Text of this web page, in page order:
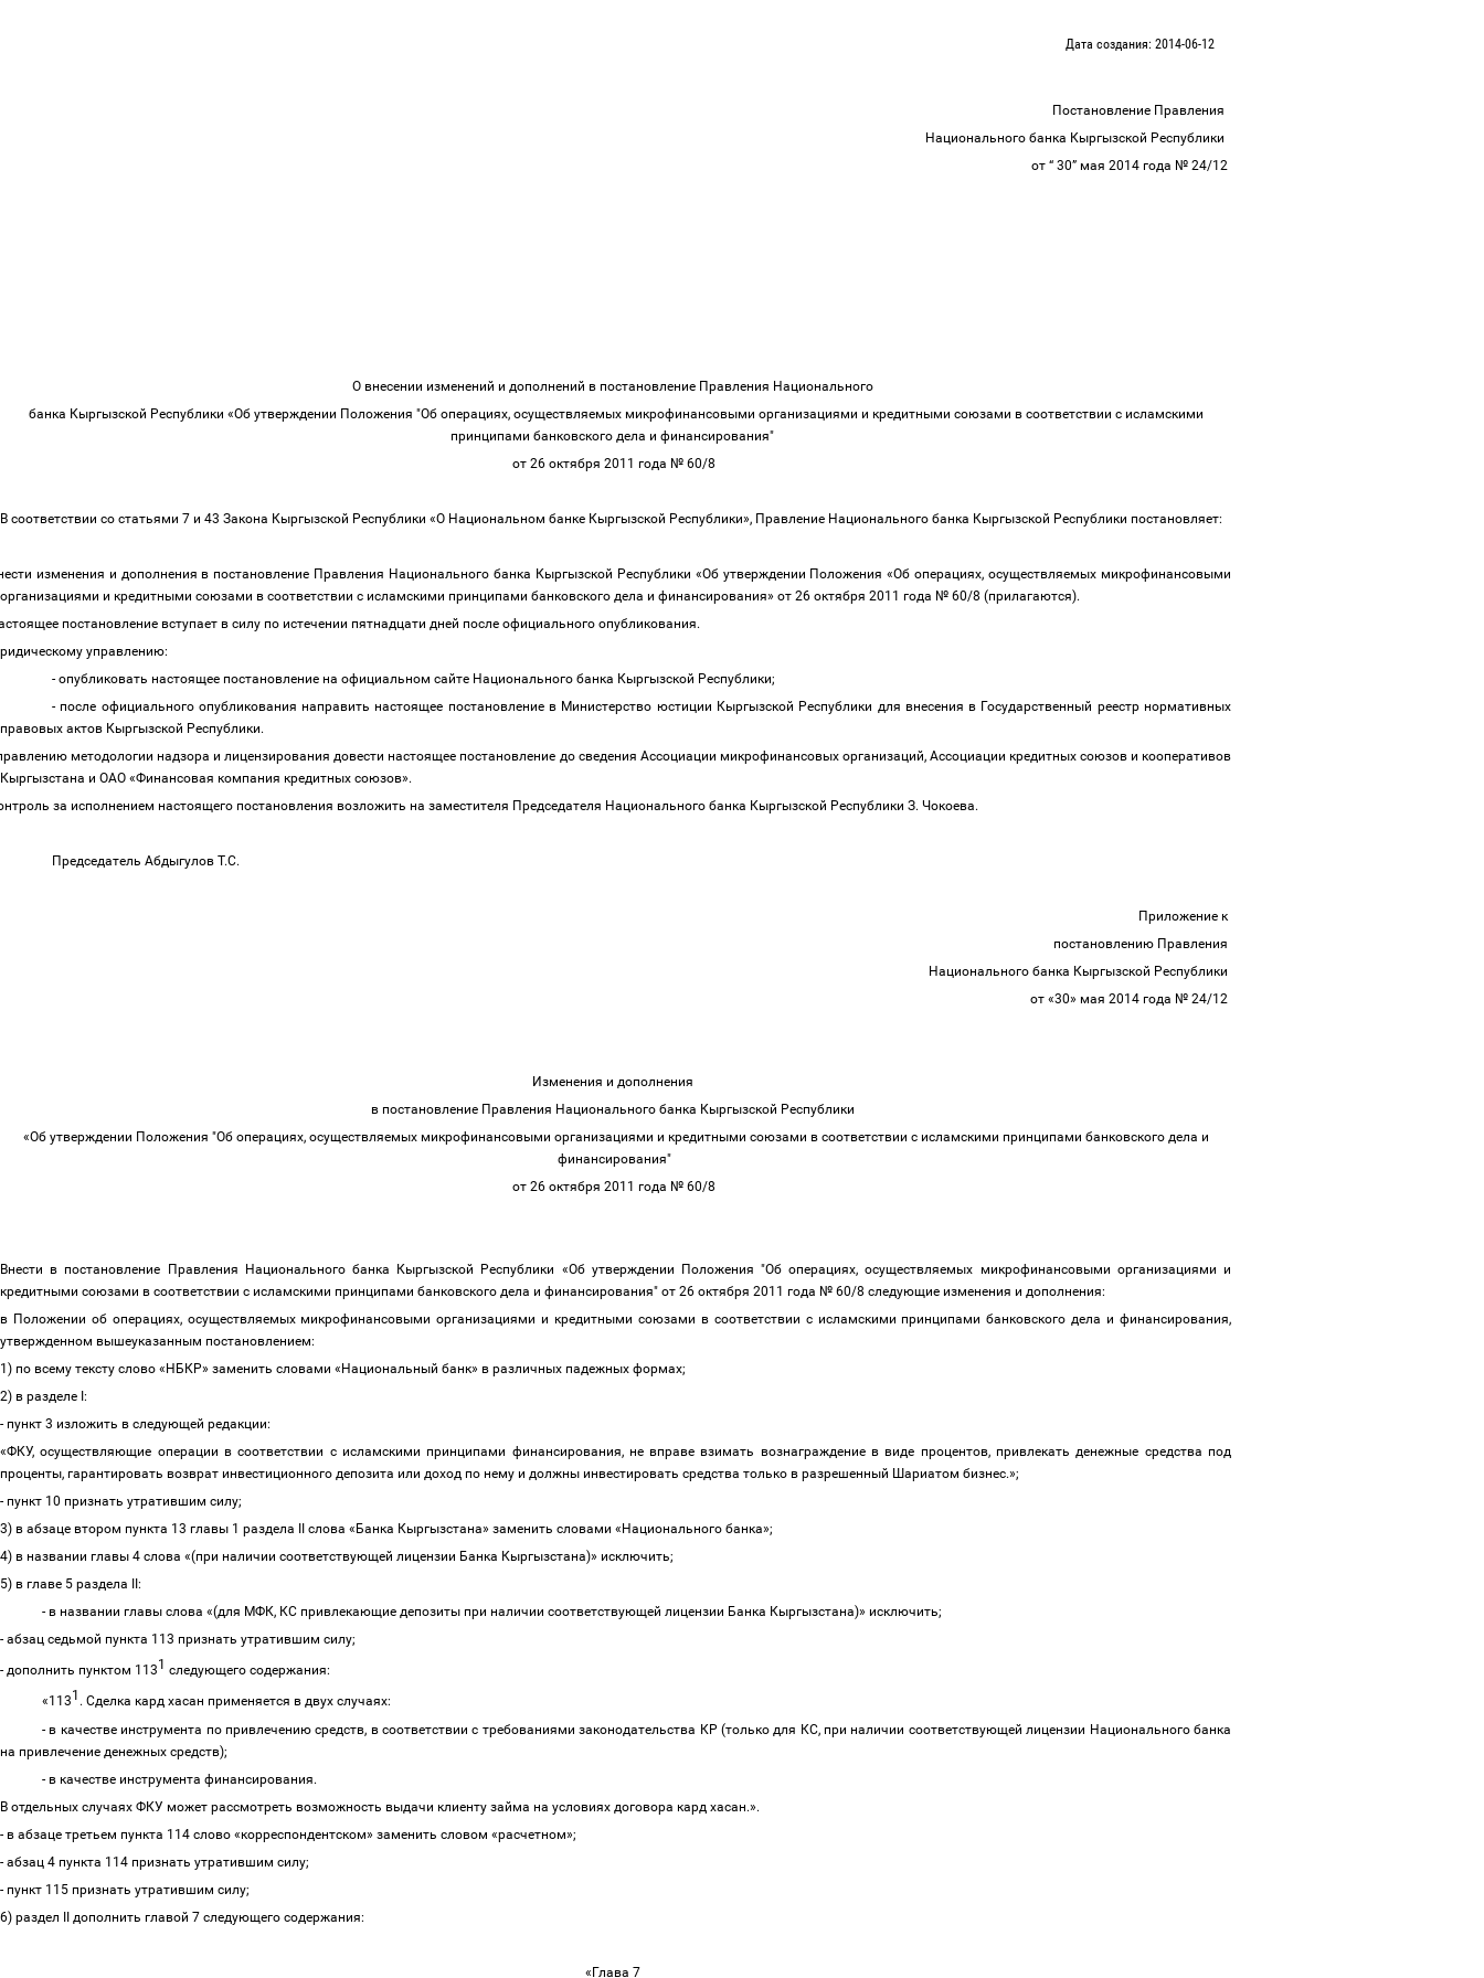
Дата создания: 2014-06-12
Постановление Правления
Национального банка Кыргызской Республики
от “ 30” мая 2014 года № 24/12
О внесении изменений и дополнений в постановление Правления Национального
банка Кыргызской Республики «Об утверждении Положения "Об операциях, осуществляемых микрофинансовыми организациями и кредитными союзами в соответствии с исламскими
принципами банковского дела и финансирования"
от 26 октября 2011 года № 60/8
В соответствии со статьями 7 и 43 Закона Кыргызской Республики «О Национальном банке Кыргызской Республики», Правление Национального банка Кыргызской Республики постановляет:
изменения и дополнения в постановление Правления Национального банка Кыргызской Республики «Об утверждении Положения «Об операциях, осуществляемых микрофинансовыми
организациями и кредитными союзами в соответствии с исламскими принципами банковского дела и финансирования» от 26 октября 2011 года № 60/8 (прилагаются).
постановление вступает в силу по истечении пятнадцати дней после официального опубликования.
управлению:
- опубликовать настоящее постановление на официальном сайте Национального банка Кыргызской Республики;
- после официального опубликования направить настоящее постановление в Министерство юстиции Кыргызской Республики для внесения в Государственный реестр нормативных
правовых актов Кыргызской Республики.
методологии надзора и лицензирования довести настоящее постановление до сведения Ассоциации микрофинансовых организаций, Ассоциации кредитных союзов и кооперативов
Кыргызстана и ОАО «Финансовая компания кредитных союзов».
за исполнением настоящего постановления возложить на заместителя Председателя Национального банка Кыргызской Республики З. Чокоева.
Председатель Абдыгулов Т.С.
Приложение к
постановлению Правления
Национального банка Кыргызской Республики
от «30» мая 2014 года № 24/12
Изменения и дополнения
в постановление Правления Национального банка Кыргызской Республики
«Об утверждении Положения "Об операциях, осуществляемых микрофинансовыми организациями и кредитными союзами в соответствии с исламскими принципами банковского дела и
финансирования"
от 26 октября 2011 года № 60/8
Внести в постановление Правления Национального банка Кыргызской Республики «Об утверждении Положения "Об операциях, осуществляемых микрофинансовыми организациями и
кредитными союзами в соответствии с исламскими принципами банковского дела и финансирования" от 26 октября 2011 года № 60/8 следующие изменения и дополнения:
в Положении об операциях, осуществляемых микрофинансовыми организациями и кредитными союзами в соответствии с исламскими принципами банковского дела и финансирования,
утвержденном вышеуказанным постановлением:
1) по всему тексту слово «НБКР» заменить словами «Национальный банк» в различных падежных формах;
2) в разделе I:
- пункт 3 изложить в следующей редакции:
«ФКУ, осуществляющие операции в соответствии с исламскими принципами финансирования, не вправе взимать вознаграждение в виде процентов, привлекать денежные средства под
проценты, гарантировать возврат инвестиционного депозита или доход по нему и должны инвестировать средства только в разрешенный Шариатом бизнес.»;
- пункт 10 признать утратившим силу;
3) в абзаце втором пункта 13 главы 1 раздела II слова «Банка Кыргызстана» заменить словами «Национального банка»;
4) в названии главы 4 слова «(при наличии соответствующей лицензии Банка Кыргызстана)» исключить;
5) в главе 5 раздела II:
- в названии главы слова «(для МФК, КС привлекающие депозиты при наличии соответствующей лицензии Банка Кыргызстана)» исключить;
- абзац седьмой пункта 113 признать утратившим силу;
- дополнить пунктом 1131 следующего содержания:
«1131 . Сделка кард хасан применяется в двух случаях:
- в качестве инструмента по привлечению средств, в соответствии с требованиями законодательства КР (только для КС, при наличии соответствующей лицензии Национального банка
на привлечение денежных средств);
- в качестве инструмента финансирования.
В отдельных случаях ФКУ может рассмотреть возможность выдачи клиенту займа на условиях договора кард хасан.».
- в абзаце третьем пункта 114 слово «корреспондентском» заменить словом «расчетном»;
- абзац 4 пункта 114 признать утратившим силу;
- пункт 115 признать утратившим силу;
6) раздел II дополнить главой 7 следующего содержания:
«Глава 7